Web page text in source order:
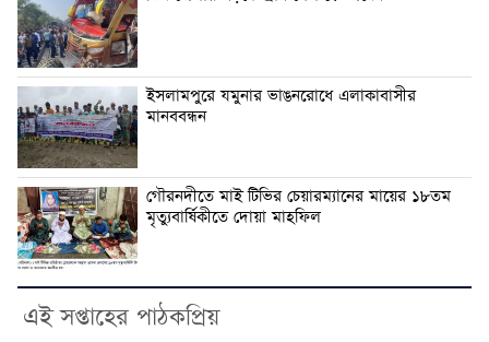
ইসলামপুরে যমুনার ভাঙনরোধে এলাকাবাসীর
মানববন্ধন
গৌরনদীতে মাই টিভির চেয়ারম্যানের মায়ের ১৮তম
মৃত্যুবার্ষিকীতে দোয়া মাহফিল
এই সপ্তাহের পাঠকপ্রিয়